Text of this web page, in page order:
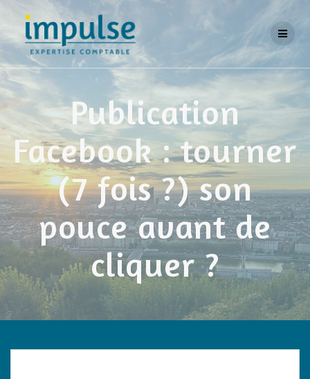
Publication
Facebook : tourner
(7 fois ?) son
pouce avant de
cliquer ?